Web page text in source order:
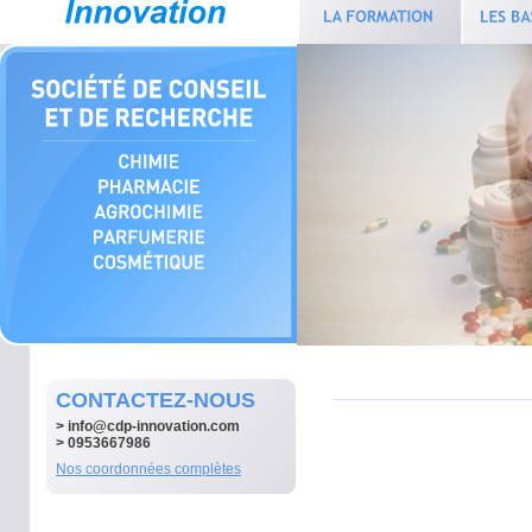
CONTACTEZ-NOUS
> info@cdp-innovation.com
> 0953667986
Nos coordonnées complètes